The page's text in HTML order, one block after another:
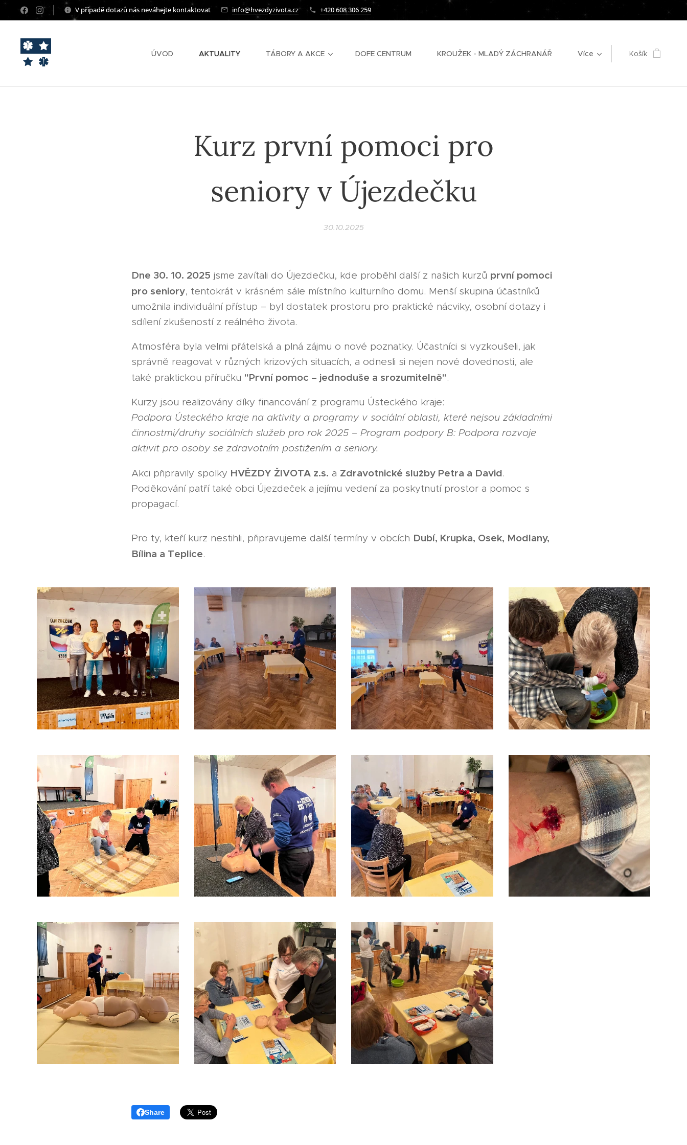
V případě dotazů nás neváhejte kontaktovat info@hvezdyzivota.cz +420 608 306 259
ÚVOD AKTUALITY TÁBORY A AKCE DOFE CENTRUM KROUŽEK - MLADÝ ZÁCHRANÁŘ Více Košík
Kurz první pomoci pro
seniory v Újezdečku
30.10.2025
Dne 30. 10. 2025 jsme zavítali do Újezdečku, kde proběhl další z našich kurzů první pomoci
pro seniory, tentokrát v krásném sále místního kulturního domu. Menší skupina účastníků
umožnila individuální přístup – byl dostatek prostoru pro praktické nácviky, osobní dotazy i
sdílení zkušeností z reálného života.
Atmosféra byla velmi přátelská a plná zájmu o nové poznatky. Účastníci si vyzkoušeli, jak
správně reagovat v různých krizových situacích, a odnesli si nejen nové dovednosti, ale
také praktickou příručku "První pomoc – jednoduše a srozumitelně".
Kurzy jsou realizovány díky financování z programu Ústeckého kraje:
Podpora Ústeckého kraje na aktivity a programy v sociální oblasti, které nejsou základními
činnostmi/druhy sociálních služeb pro rok 2025 – Program podpory B: Podpora rozvoje
aktivit pro osoby se zdravotním postižením a seniory.
Akci připravily spolky HVĚZDY ŽIVOTA z.s. a Zdravotnické služby Petra a David.
Poděkování patří také obci Újezdeček a jejímu vedení za poskytnutí prostor a pomoc s
propagací.
Pro ty, kteří kurz nestihli, připravujeme další termíny v obcích Dubí, Krupka, Osek, Modlany,
Bílina a Teplice.
Share